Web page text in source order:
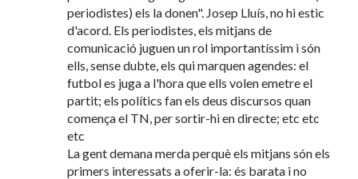
periodistes) els la donen". Josep Lluís, no hi estic
d'acord. Els periodistes, els mitjans de
comunicació juguen un rol importantíssim i són
ells, sense dubte, els qui marquen agendes: el
futbol es juga a l'hora que ells volen emetre el
partit; els polítics fan els deus discursos quan
comença el TN, per sortir-hi en directe; etc etc
etc
La gent demana merda perquè els mitjans són els
primers interessats a oferir-la: és barata i no